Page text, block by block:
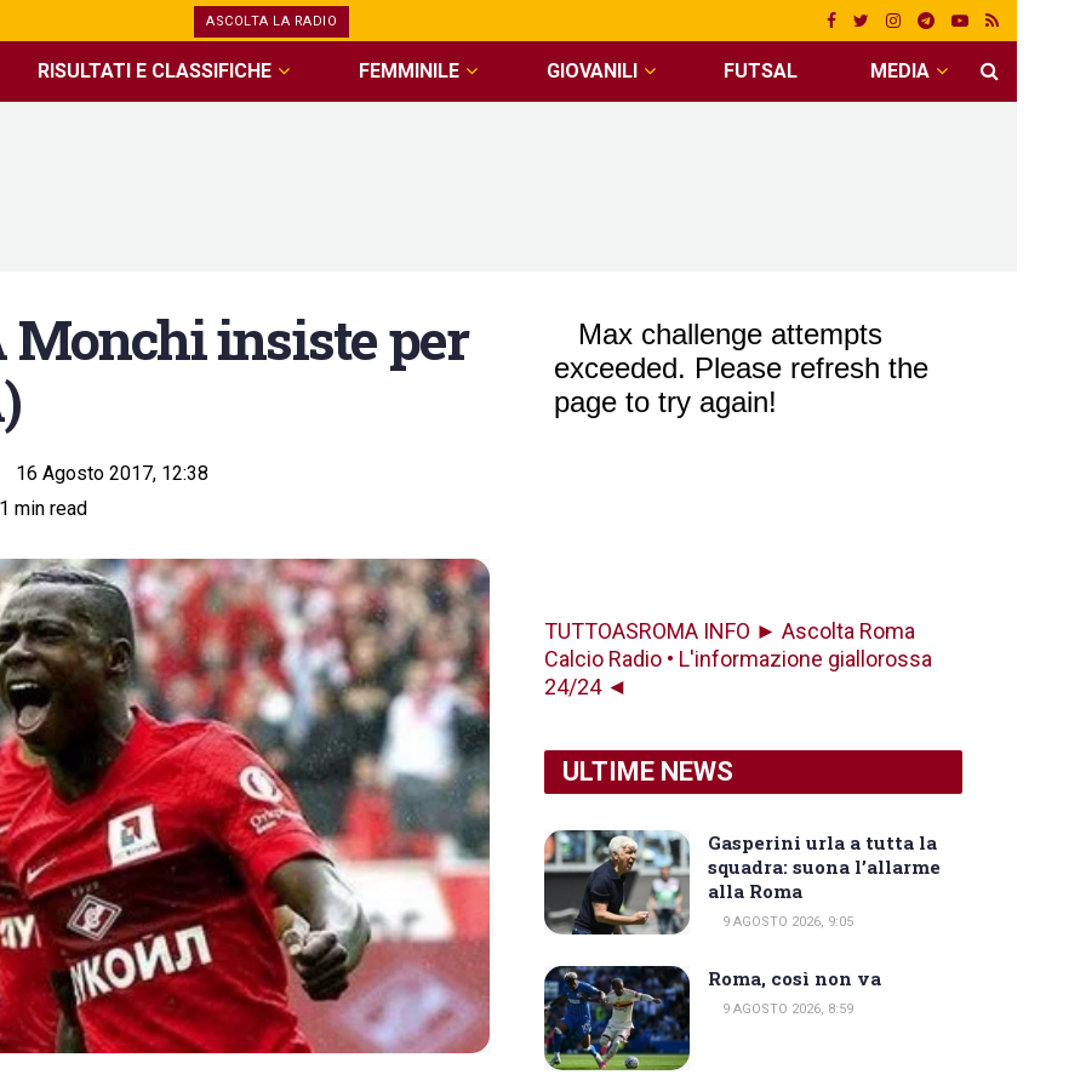
ASCOLTA LA RADIO
RISULTATI E CLASSIFICHE FEMMINILE GIOVANILI FUTSAL MEDIA
Monchi insiste per
16 Agosto 2017, 12:38
min read
TUTTOASROMA INFO ► Ascolta Roma
Calcio Radio • L'informazione giallorossa
24/24 ◄
ULTIME NEWS
Gasperini urla a tutta la
squadra: suona l’allarme
alla Roma
9 AGOSTO 2026, 9:05
Roma, così non va
9 AGOSTO 2026, 8:59